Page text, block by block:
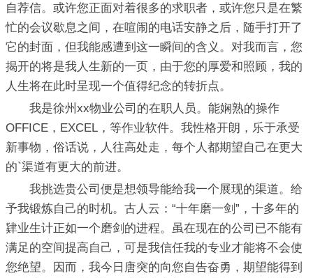
自荐信。或许您正面对着很多的求职者，或许您只是在繁
忙的会议歇息之间，在喧闹的电话安静之后，随手打开了
它的封面，但我能感遭到这一瞬间的含义。对我而言，您
揭开的将是我人生新的一页，由于您的厚爱和照顾，我的
人生将在此时呈现一个值得纪念的转折点。
我是徐州xx物业公司的在职人员。能娴熟的操作
OFFICE，EXCEL，等作业软件。我性格开朗，乐于承受
新事物，俗话说，人往高处走，每个人都期望自己在更大
的`渠道有更大的前进。
我挑选贵公司便是想领导能给我一个展现的渠道。给
予我锻炼自己的时机。古人云：“十年磨一剑”，十多年的
肄业生计正如一个磨剑的进程。虽在现在的公司已不能有
满足的空间提高自己，可是我信任我的专业才能将不会使
您绝望。因而，我今日唐突的向您自告奋勇，期望能得到